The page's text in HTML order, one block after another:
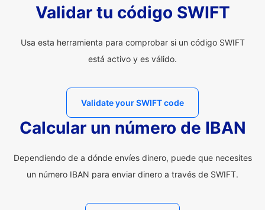
Validar tu código SWIFT
Usa esta herramienta para comprobar si un código SWIFT
está activo y es válido.
Validate your SWIFT code
Calcular un número de IBAN
Dependiendo de a dónde envíes dinero, puede que necesites
un número IBAN para enviar dinero a través de SWIFT.